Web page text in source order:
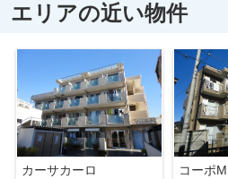
エリアの近い物件
カーサカーロ
コーポM